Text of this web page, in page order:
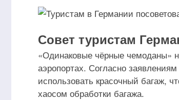
Совет туристам
«Одинаковые чёрные чемоданы»
аэропортах. Согласно
использовать красочный багаж,
хаосом обработки багажа.